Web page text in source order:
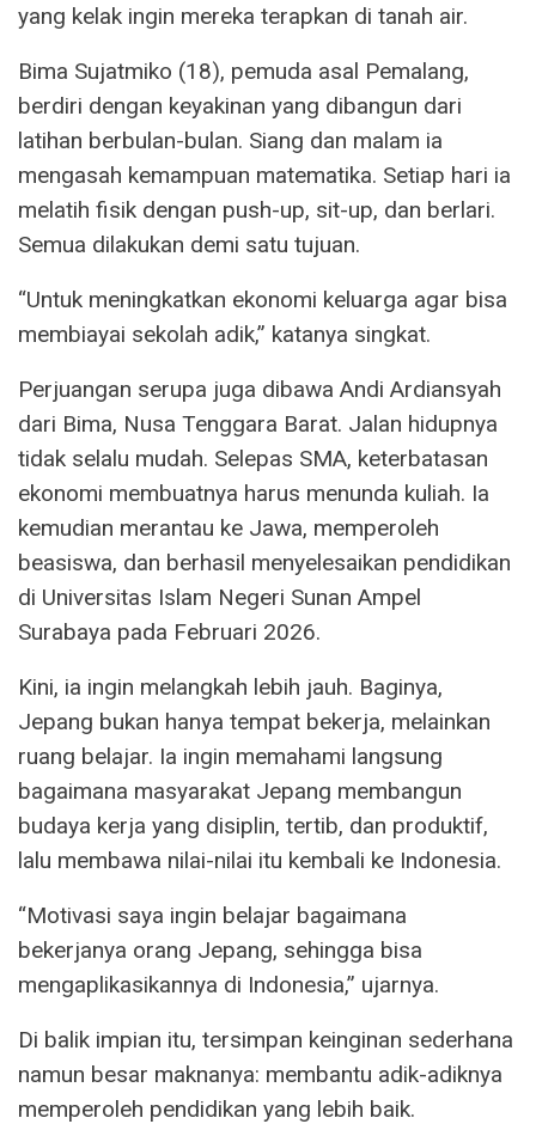
yang kelak ingin mereka terapkan di tanah air.
Bima Sujatmiko (18), pemuda asal Pemalang,
berdiri dengan keyakinan yang dibangun dari
latihan berbulan-bulan. Siang dan malam ia
mengasah kemampuan matematika. Setiap hari ia
melatih fisik dengan push-up, sit-up, dan berlari.
Semua dilakukan demi satu tujuan.
“Untuk meningkatkan ekonomi keluarga agar bisa
membiayai sekolah adik,” katanya singkat.
Perjuangan serupa juga dibawa Andi Ardiansyah
dari Bima, Nusa Tenggara Barat. Jalan hidupnya
tidak selalu mudah. Selepas SMA, keterbatasan
ekonomi membuatnya harus menunda kuliah. Ia
kemudian merantau ke Jawa, memperoleh
beasiswa, dan berhasil menyelesaikan pendidikan
di Universitas Islam Negeri Sunan Ampel
Surabaya pada Februari 2026.
Kini, ia ingin melangkah lebih jauh. Baginya,
Jepang bukan hanya tempat bekerja, melainkan
ruang belajar. Ia ingin memahami langsung
bagaimana masyarakat Jepang membangun
budaya kerja yang disiplin, tertib, dan produktif,
lalu membawa nilai-nilai itu kembali ke Indonesia.
“Motivasi saya ingin belajar bagaimana
bekerjanya orang Jepang, sehingga bisa
mengaplikasikannya di Indonesia,” ujarnya.
Di balik impian itu, tersimpan keinginan sederhana
namun besar maknanya: membantu adik-adiknya
memperoleh pendidikan yang lebih baik.